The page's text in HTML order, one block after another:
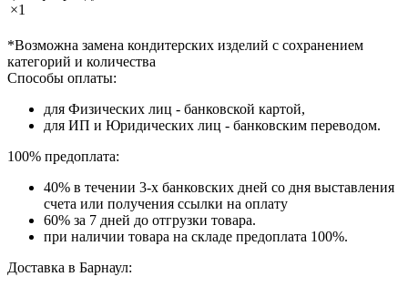
×1
*Возможна замена кондитерских изделий с сохранением
категорий и количества
Способы оплаты:
для Физических лиц - банковской картой,
для ИП и Юридических лиц - банковским переводом.
100% предоплата:
40% в течении 3-х банковских дней со дня выставления
счета или получения ссылки на оплату
60% за 7 дней до отгрузки товара.
при наличии товара на складе предоплата 100%.
Доставка в Барнаул: